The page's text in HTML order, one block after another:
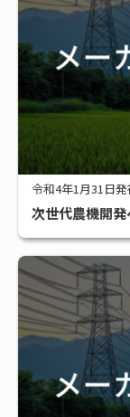
令和4年1月31日
次世代農機開